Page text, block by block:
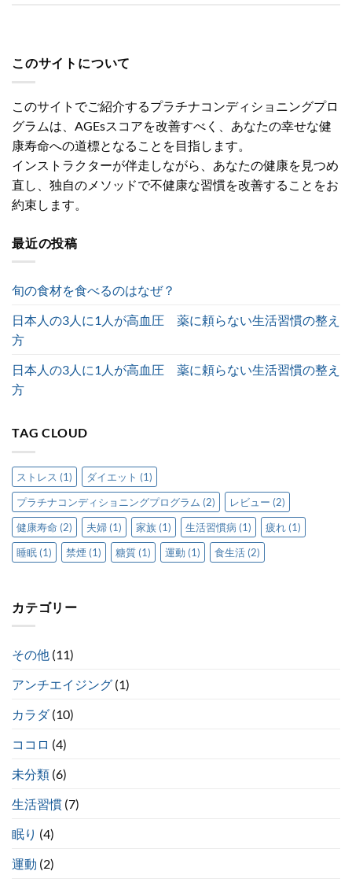
このサイトについて
このサイトでご紹介するプラチナコンディショニングプロ
グラムは、AGEsスコアを改善すべく、あなたの幸せな健
康寿命への道標となることを目指します。
インストラクターが伴走しながら、あなたの健康を見つめ
直し、独自のメソッドで不健康な習慣を改善することをお
約束します。
最近の投稿
旬の食材を食べるのはなぜ？
日本人の3人に1人が高血圧 薬に頼らない生活習慣の整え
方
日本人の3人に1人が高血圧 薬に頼らない生活習慣の整え
方
TAG CLOUD
ストレス (1) ダイエット (1)
プラチナコンディショニングプログラム (2) レビュー (2)
健康寿命 (2) 夫婦 (1) 家族 (1) 生活習慣病 (1) 疲れ (1)
睡眠 (1) 禁煙 (1) 糖質 (1) 運動 (1) 食生活 (2)
カテゴリー
その他 (11)
アンチエイジング (1)
カラダ(10)
ココロ (4)
未分類 (6)
生活習慣 (7)
眠り (4)
運動 (2)